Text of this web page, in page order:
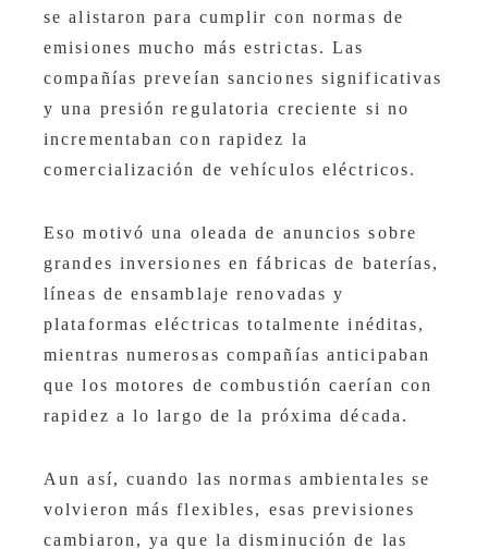
se alistaron para cumplir con normas de
emisiones mucho más estrictas. Las
compañías preveían sanciones significativas
y una presión regulatoria creciente si no
incrementaban con rapidez la
comercialización de vehículos eléctricos.
Eso motivó una oleada de anuncios sobre
grandes inversiones en fábricas de baterías,
líneas de ensamblaje renovadas y
plataformas eléctricas totalmente inéditas,
mientras numerosas compañías anticipaban
que los motores de combustión caerían con
rapidez a lo largo de la próxima década.
Aun así, cuando las normas ambientales se
volvieron más flexibles, esas previsiones
cambiaron, ya que la disminución de las